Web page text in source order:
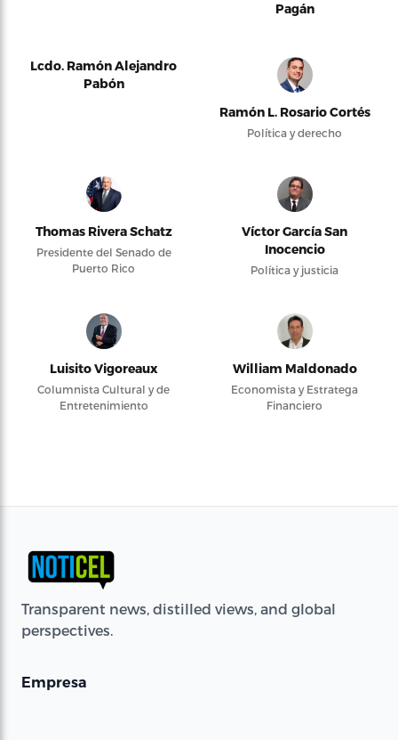
Pagán
Lcdo. Ramón Alejandro
Pabón
Ramón L. Rosario Cortés
Política y derecho
Thomas Rivera Schatz
Presidente del Senado de
Puerto Rico
Víctor García San
Inocencio
Política y justicia
Luisito Vigoreaux
Columnista Cultural y de
Entretenimiento
William Maldonado
Economista y Estratega
Financiero
Transparent news, distilled views, and global
perspectives.
Empresa